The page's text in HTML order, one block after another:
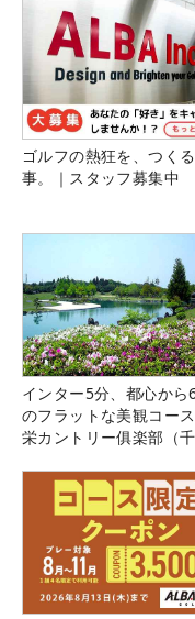
ゴルフの熱狂を、つく
事。｜スタッフ募集中
インター5分、都心から
のフラットな美観コー
栄カントリー俱楽部（